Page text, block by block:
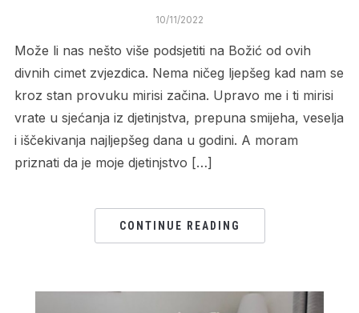
10/11/2022
Može li nas nešto više podsjetiti na Božić od ovih
divnih cimet zvjezdica. Nema ničeg ljepšeg kad nam se
kroz stan provuku mirisi začina. Upravo me i ti mirisi
vrate u sjećanja iz djetinjstva, prepuna smijeha, veselja
i iščekivanja najljepšeg dana u godini. A moram
priznati da je moje djetinjstvo […]
CONTINUE READING